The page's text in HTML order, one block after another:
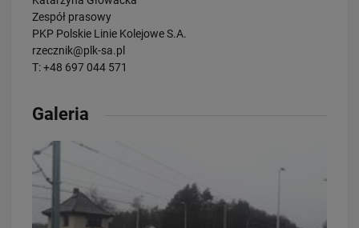
Zespół prasowy
PKP Polskie Linie Kolejowe S.A.
rzecznik@plk-sa.pl
T: +48 697 044 571
Galeria
23.07.2026
Wróci ruch pasażerski między Skierniewicami a Czachówkiem - jest
PRZECZYTAJ